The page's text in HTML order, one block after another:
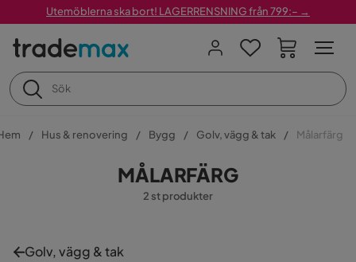
Utemöblerna ska bort! LAGERRENSNING från 799:– →
Hus & renovering Bygg Golv, vägg & tak Målarfärg
MÅLARFÄRG
2 st produkter
Golv, vägg & tak